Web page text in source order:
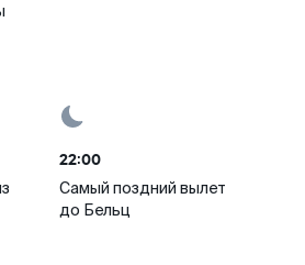
22:00
Самый поздний вылет
до Бельц